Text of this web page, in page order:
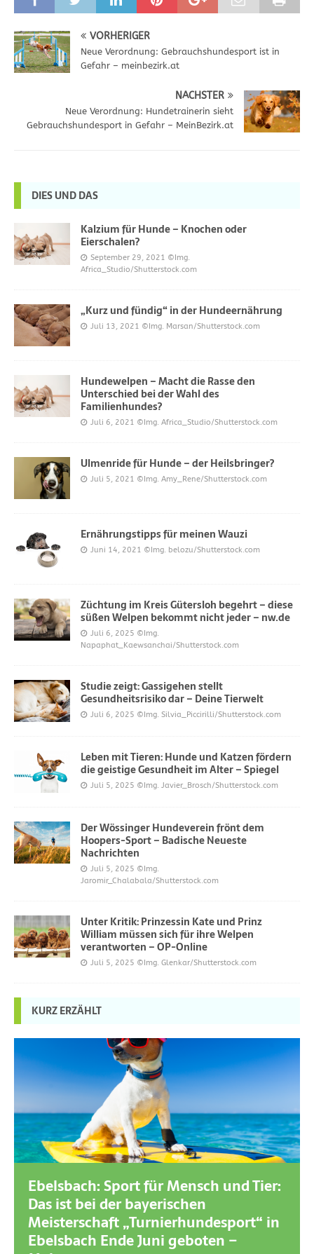
VORHERIGER
Neue Verordnung: Gebrauchshundesport ist in
Gefahr – meinbezirk.at
NÄCHSTER
Neue Verordnung: Hundetrainerin sieht
Gebrauchshundesport in Gefahr – MeinBezirk.at
DIES UND DAS
Kalzium für Hunde – Knochen oder
Eierschalen?
September 29, 2021 ©Img.
Africa_Studio/Shutterstock.com
„Kurz und fündig“ in der Hundeernährung
Juli 13, 2021 ©Img. Marsan/Shutterstock.com
Hundewelpen – Macht die Rasse den
Unterschied bei der Wahl des
Familienhundes?
Juli 6, 2021 ©Img. Africa_Studio/Shutterstock.com
Ulmenride für Hunde – der Heilsbringer?
Juli 5, 2021 ©Img. Amy_Rene/Shutterstock.com
Ernährungstipps für meinen Wauzi
Juni 14, 2021 ©Img. belozu/Shutterstock.com
Züchtung im Kreis Gütersloh begehrt – diese
süßen Welpen bekommt nicht jeder – nw.de
Juli 6, 2025 ©Img.
Napaphat_Kaewsanchai/Shutterstock.com
Studie zeigt: Gassigehen stellt
Gesundheitsrisiko dar – Deine Tierwelt
Juli 6, 2025 ©Img. Silvia_Piccirilli/Shutterstock.com
Leben mit Tieren: Hunde und Katzen fördern
die geistige Gesundheit im Alter – Spiegel
Juli 5, 2025 ©Img. Javier_Brosch/Shutterstock.com
Der Wössinger Hundeverein frönt dem
Hoopers-Sport – Badische Neueste
Nachrichten
Juli 5, 2025 ©Img.
Jaromir_Chalabala/Shutterstock.com
Unter Kritik: Prinzessin Kate und Prinz
William müssen sich für ihre Welpen
verantworten – OP-Online
Juli 5, 2025 ©Img. Glenkar/Shutterstock.com
KURZ ERZÄHLT
Ebelsbach: Sport für Mensch und Tier:
Das ist bei der bayerischen
Meisterschaft „Turnierhundesport“ in
Ebelsbach Ende Juni geboten –